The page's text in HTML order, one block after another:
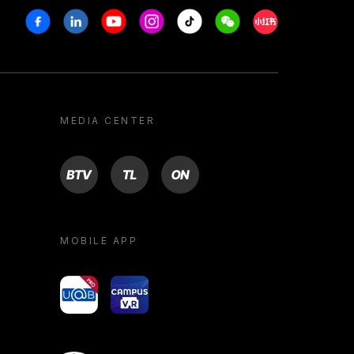
FacebookLinkedinYoutubeInstagram
Tiktok WeechatXiaohongshu/
MEDIA CENTER
BTV TL ON
MOBILE APP
yoU@B Campus VR